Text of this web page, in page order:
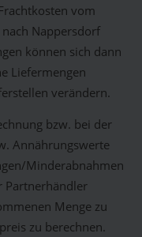
vom
Nappersdorf
können sich dann
Liefermengen
verändern.
bzw. bei der
Annährungswerte
Minderabnahmen
Partnerhändler
Menge zu
zu berechnen.